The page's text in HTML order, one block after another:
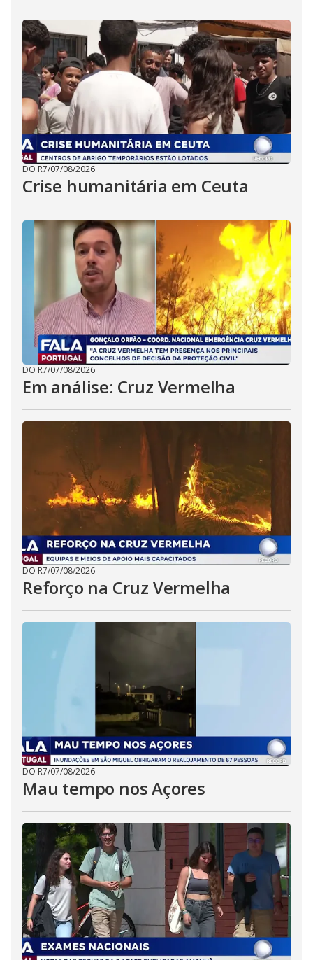
DO R7/07/08/2026
Crise humanitária em Ceuta
DO R7/07/08/2026
Em análise: Cruz Vermelha
DO R7/07/08/2026
Reforço na Cruz Vermelha
DO R7/07/08/2026
Mau tempo nos Açores